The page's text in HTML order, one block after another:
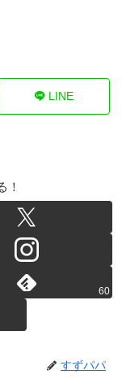
LINE
！
60
すずパパ